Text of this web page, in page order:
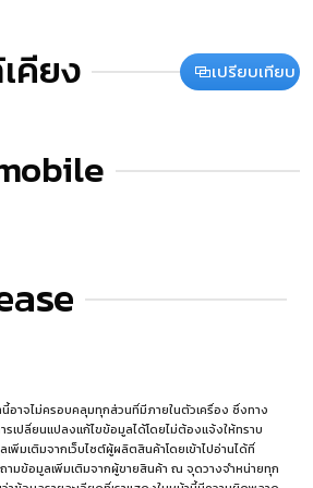
คียง เปรียบเทียบ
อาจไม่ครอบคลุมทุกส่วนที่มีภายในตัวเครื่อง ซึ่งทาง
รเปลี่ยนแปลงแก้ไขข้อมูลได้โดยไม่ต้องแจ้งให้ทราบ
พิ่มเติมจากเว็บไซต์ผู้ผลิตสินค้าโดยเข้าไปอ่านได้ที่
ามข้อมูลเพิ่มเติมจากผู้ขายสินค้า ณ จุดวางจำหน่ายทุก